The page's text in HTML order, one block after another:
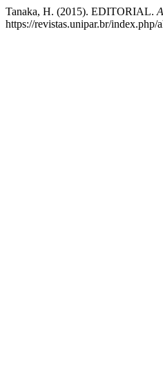
Tanaka, H. (2015). EDITORIAL.
https://revistas.unipar.br/